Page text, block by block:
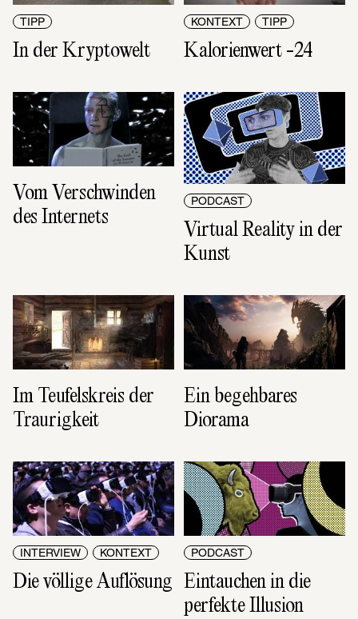
TIPP
In der Kryptowelt
KONTEXT TIPP
Kalorienwert -24
Vom Verschwinden
des Internets
PODCAST
Virtual Reality in der
Kunst
Im Teufelskreis der
Traurigkeit
Ein begehbares
Diorama
INTERVIEW KONTEXT
Die völlige Auflösung
PODCAST
Eintauchen in die
perfekte Illusion